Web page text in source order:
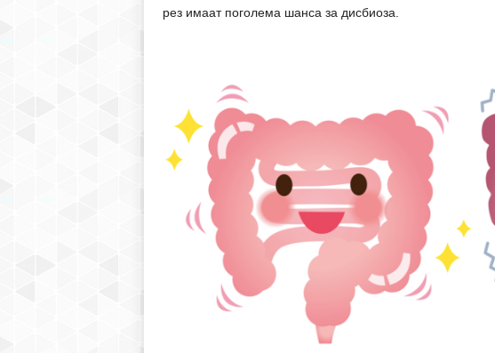
рез имаат поголема шанса за дисбиоза.